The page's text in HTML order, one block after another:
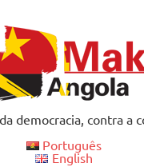
democracia, contra a
Português
English